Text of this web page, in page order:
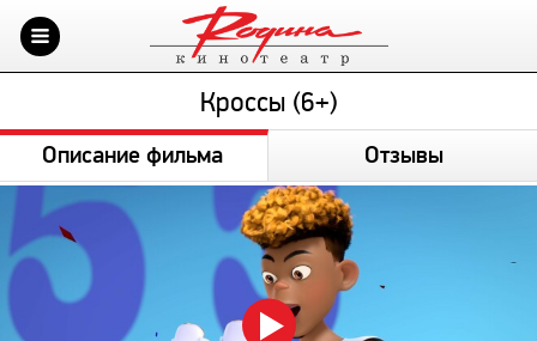
Кроссы (6+)
Описание фильма Отзывы